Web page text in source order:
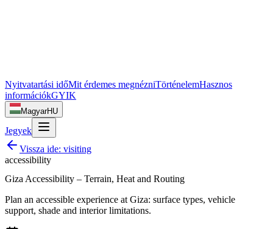
Nyitvatartási időMit érdemes megnézniTörténelemHasznos
információkGYIK
MagyarHU
Jegyek
Vissza ide: visiting
accessibility
Giza Accessibility – Terrain, Heat and Routing
Plan an accessible experience at Giza: surface types, vehicle
support, shade and interior limitations.